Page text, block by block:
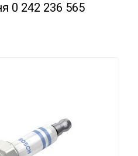
0 242 236 565